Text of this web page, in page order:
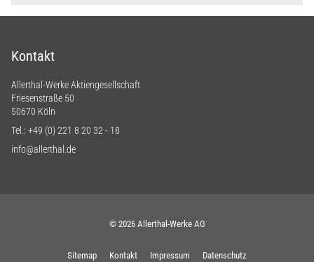
Kontakt
Allerthal-Werke Aktiengesellschaft
Friesenstraße 50
50670 Köln
Tel.: +49 (0) 221 8 20 32 - 18
info@allerthal.de
© 2026 Allerthal-Werke AG
Sitemap Kontakt Impressum Datenschutz